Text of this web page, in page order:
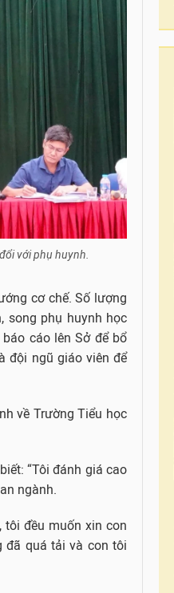
với phụ huynh.
cơ chế. Số lượng
song phụ huynh học
cáo lên Sở để bổ
đội ngũ giáo viên để
về Trường Tiểu học
“Tôi đánh giá cao
ngành.
tôi đều muốn xin con
đã quá tải và con tôi